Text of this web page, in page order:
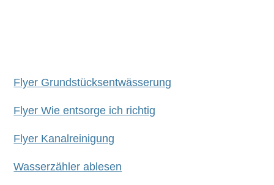
Flyer Grundstücksentwässerung
Flyer Wie entsorge ich richtig
Flyer Kanalreinigung
Wasserzähler ablesen